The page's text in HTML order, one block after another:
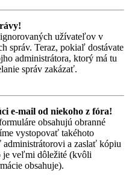
užívateľov v
správ. Teraz, pokiaľ dostávate
administrátora, ktorý má tu
správ zakázať.
e-mail od niekoho z fóra!
obsahujú obranné
vystopovať takéhoto
a zaslať kópiu
je veľmi dôležité (kvôli
obsahuje).